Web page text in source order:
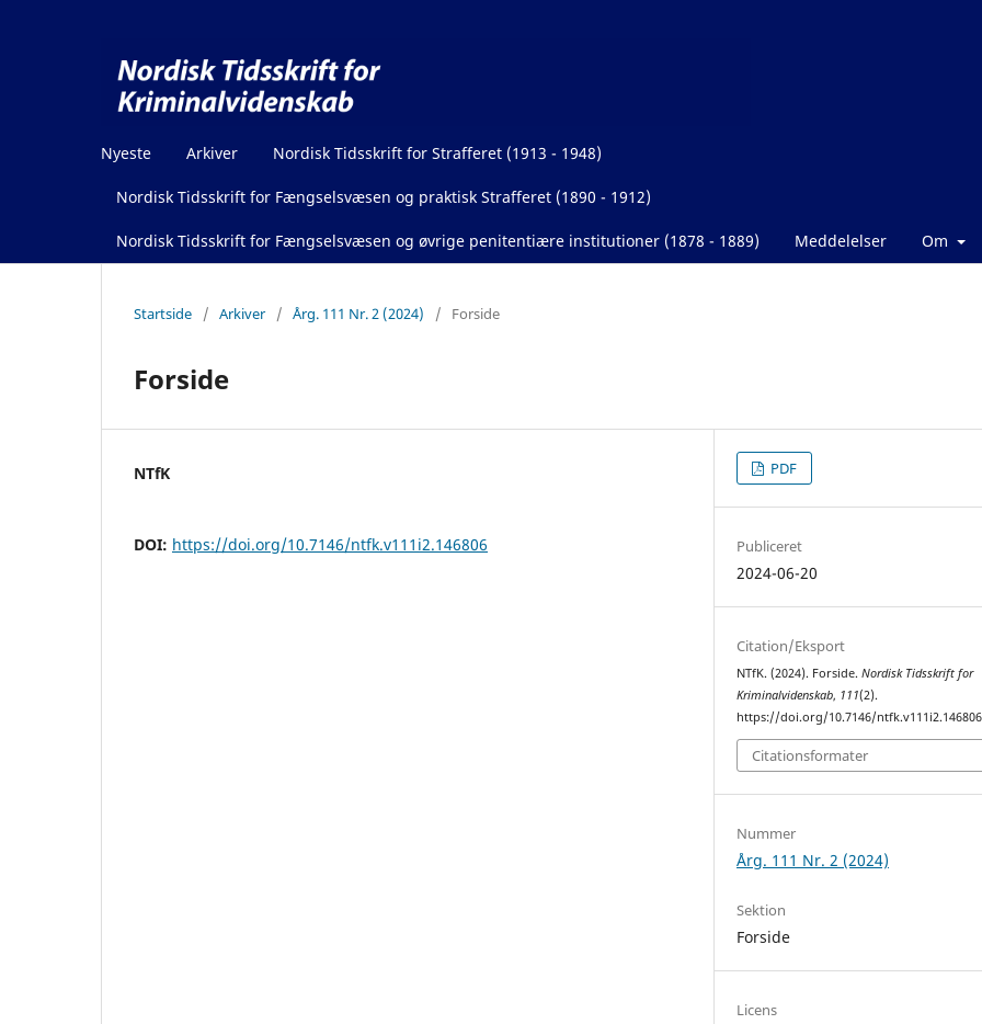
Nyeste Arkiver Nordisk Tidsskrift for Strafferet (1913 - 1948)
Nordisk Tidsskrift for Fængselsvæsen og praktisk Strafferet (1890 - 1912)
Nordisk Tidsskrift for Fængselsvæsen og øvrige penitentiære institutioner (1878 - 1889) Meddelelser Om
Startside / Arkiver / Årg. 111 Nr. 2 (2024) / Forside
Forside
NTfK
DOI: https://doi.org/10.7146/ntfk.v111i2.146806
PDF
Publiceret
2024-06-20
Citation/Eksport
NTfK. (2024). Forside.Nordisk Tidsskrift for
Kriminalvidenskab, 111(2).
https://doi.org/10.7146/ntfk.v111i2.146806
Citationsformater
Nummer
Årg. 111 Nr. 2 (2024)
Sektion
Forside
Licens